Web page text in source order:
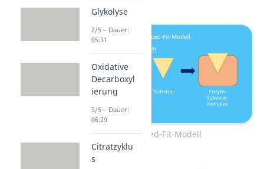
Induced-Fit-Modell
Glykolyse
2/5 – Dauer:
05:31
Oxidative
Decarboxyl
ierung
3/5 – Dauer:
06:29
Citratzyklu
s